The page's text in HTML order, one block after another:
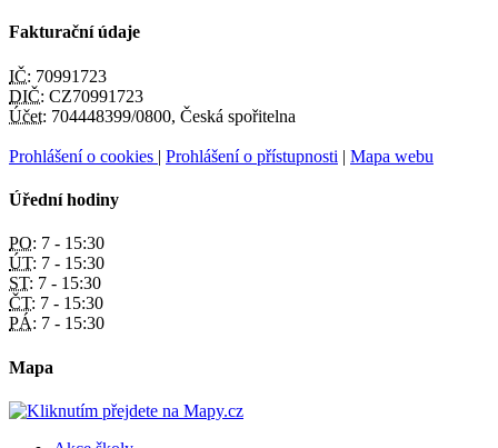
Fakturační údaje
IČ: 70991723
DIČ: CZ70991723
Účet: 704448399/0800, Česká spořitelna
Prohlášení o cookies | Prohlášení o přístupnosti | Mapa webu
Úřední hodiny
PO: 7 - 15:30
ÚT: 7 - 15:30
ST: 7 - 15:30
ČT: 7 - 15:30
PÁ: 7 - 15:30
Mapa